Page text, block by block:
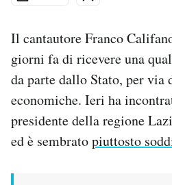
Internet
Cultura
Economia
Sport
PODCAST
Il cantautore Franco
giorni fa di ricevere una
da parte dallo Stato, per via
economiche. Ieri ha
presidente della regione
ed è sembratopiuttosto